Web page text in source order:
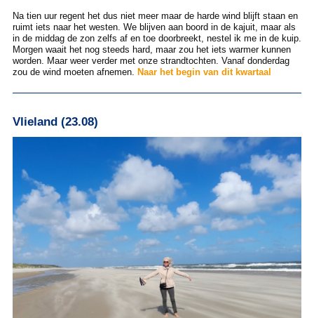
Na tien uur regent het dus niet meer maar de harde wind blijft staan en
ruimt iets naar het westen. We blijven aan boord in de kajuit, maar als
in de middag de zon zelfs af en toe doorbreekt, nestel ik me in de kuip.
Morgen waait het nog steeds hard, maar zou het iets warmer kunnen
worden. Maar weer verder met onze strandtochten. Vanaf donderdag
zou de wind moeten afnemen. Naar het begin van dit kwartaal
Vlieland (23.08)